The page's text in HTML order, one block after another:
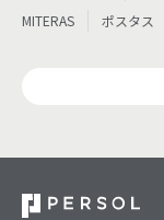
MITERAS
ポスタス